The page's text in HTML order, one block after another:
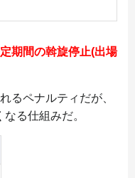
期間の斡旋停止(出場
るペナルティだが、
る仕組みだ。